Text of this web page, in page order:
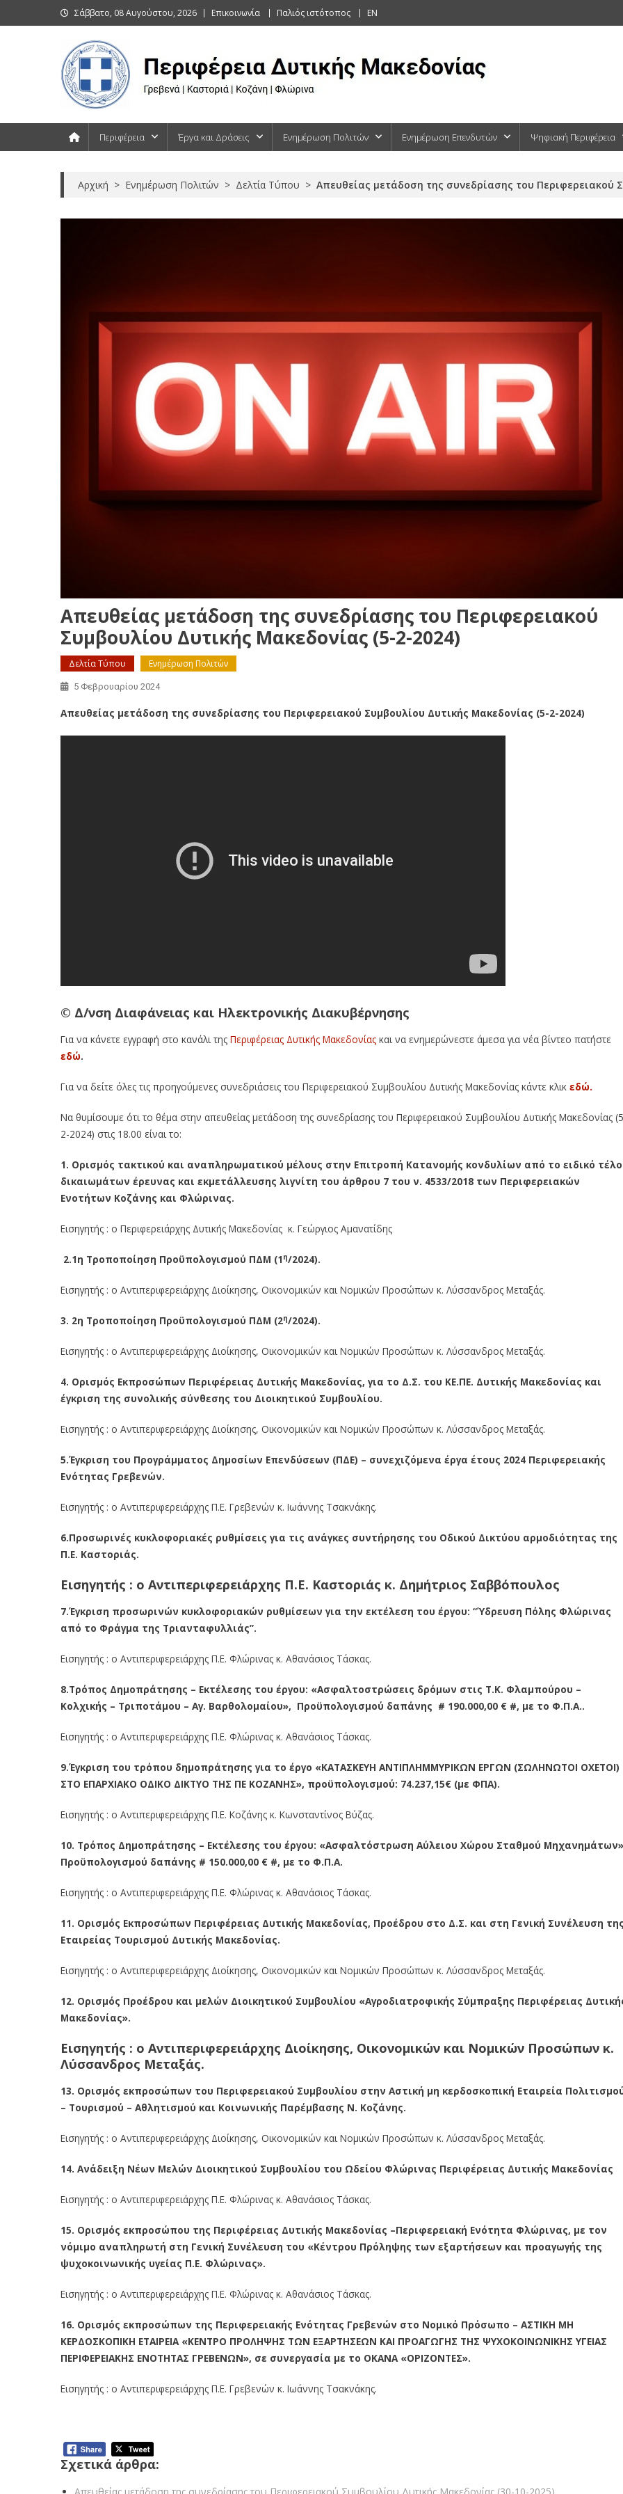
to
Σάββατο, 08 Αυγούστου, 2026 Επικοινωνία Παλιός ιστότοπος EN
Περιφέρεια Έργα και Δράσεις Ενημέρωση Πολιτών Ενημέρωση Επενδυτών Ψηφιακή Περιφέρεια
Αρχική > Ενημέρωση Πολιτών > Δελτία Τύπου > Απευθείας μετάδοση της συνεδρίασης του Περιφερειακού
Απευθείας μετάδοση της συνεδρίασης του Περιφερειακού
Συμβουλίου Δυτικής Μακεδονίας (5-2-2024)
Δελτία Τύπου Ενημέρωση Πολιτών
5 Φεβρουαρίου 2024
Απευθείας μετάδοση της συνεδρίασης του Περιφερειακού Συμβουλίου Δυτικής Μακεδονίας (5-2-2024)
© Δ/νση Διαφάνειας και Ηλεκτρονικής Διακυβέρνησης
Για να κάνετε εγγραφή στο κανάλι της Περιφέρειας Δυτικής Μακεδονίας και να ενημερώνεστε άμεσα για νέα βίντεο πατήστε
εδώ.
Για να δείτε όλες τις προηγούμενες συνεδριάσεις του Περιφερειακού Συμβουλίου Δυτικής Μακεδονίας κάντε κλικ εδώ.
Να θυμίσουμε ότι το θέμα στην απευθείας μετάδοση της συνεδρίασης του Περιφερειακού Συμβουλίου Δυτικής Μακεδονίας
2-2024) στις 18.00 είναι το:
1. Ορισμός τακτικού και αναπληρωματικού μέλους στην Επιτροπή Κατανομής κονδυλίων από το ειδικό
δικαιωμάτων έρευνας και εκμετάλλευσης λιγνίτη του άρθρου 7 του ν. 4533/2018 των Περιφερειακών
Ενοτήτων Κοζάνης και Φλώρινας.
Εισηγητής : ο Περιφερειάρχης Δυτικής Μακεδονίας κ. Γεώργιος Αμανατίδης
2.1η Τροποποίηση Προϋπολογισμού ΠΔΜ (1 η/2024).
Εισηγητής : ο Αντιπεριφερειάρχης Διοίκησης, Οικονομικών και Νομικών Προσώπων κ. Λύσσανδρος Μεταξάς.
3. 2η Τροποποίηση Προϋπολογισμού ΠΔΜ (2η/2024).
Εισηγητής : ο Αντιπεριφερειάρχης Διοίκησης, Οικονομικών και Νομικών Προσώπων κ. Λύσσανδρος Μεταξάς.
4. Ορισμός Εκπροσώπων Περιφέρειας Δυτικής Μακεδονίας, για το Δ.Σ. του ΚΕ.ΠΕ. Δυτικής Μακεδονίας και
έγκριση της συνολικής σύνθεσης του Διοικητικού Συμβουλίου.
Εισηγητής : ο Αντιπεριφερειάρχης Διοίκησης, Οικονομικών και Νομικών Προσώπων κ. Λύσσανδρος Μεταξάς.
5.Έγκριση του Προγράμματος Δημοσίων Επενδύσεων (ΠΔΕ) – συνεχιζόμενα έργα έτους 2024 Περιφερειακής
Ενότητας Γρεβενών.
Εισηγητής : ο Αντιπεριφερειάρχης Π.Ε. Γρεβενών κ. Ιωάννης Τσακνάκης.
6.Προσωρινές κυκλοφοριακές ρυθμίσεις για τις ανάγκες συντήρησης του Οδικού Δικτύου αρμοδιότητας της
Π.Ε. Καστοριάς.
Εισηγητής : ο Αντιπεριφερειάρχης Π.Ε. Καστοριάς κ. Δημήτριος Σαββόπουλος
7.Έγκριση προσωρινών κυκλοφοριακών ρυθμίσεων για την εκτέλεση του έργου: “Ύδρευση Πόλης Φλώρινας
από το Φράγμα της Τριανταφυλλιάς”.
Εισηγητής : ο Αντιπεριφερειάρχης Π.Ε. Φλώρινας κ. Αθανάσιος Τάσκας.
8.Τρόπος Δημοπράτησης – Εκτέλεσης του έργου: «Ασφαλτοστρώσεις δρόμων στις Τ.Κ. Φλαμπούρου –
Κολχικής – Τριποτάμου – Αγ. Βαρθολομαίου», Προϋπολογισμού δαπάνης # 190.000,00 € #, με το Φ.Π.Α..
Εισηγητής : ο Αντιπεριφερειάρχης Π.Ε. Φλώρινας κ. Αθανάσιος Τάσκας.
9.Έγκριση του τρόπου δημοπράτησης για το έργο «ΚΑΤΑΣΚΕΥΗ ΑΝΤΙΠΛΗΜΜΥΡΙΚΩΝ ΕΡΓΩΝ (ΣΩΛΗΝΩΤΟΙ ΟΧΕΤΟΙ)
ΣΤΟ ΕΠΑΡΧΙΑΚΟ ΟΔΙΚΟ ΔΙΚΤΥΟ ΤΗΣ ΠΕ ΚΟΖΑΝΗΣ», προϋπολογισμού: 74.237,15€ (με ΦΠΑ).
Εισηγητής : ο Αντιπεριφερειάρχης Π.Ε. Κοζάνης κ. Κωνσταντίνος Βύζας.
10. Τρόπος Δημοπράτησης – Εκτέλεσης του έργου: «Ασφαλτόστρωση Αύλειου Χώρου Σταθμού
Προϋπολογισμού δαπάνης # 150.000,00 € #, με το Φ.Π.Α.
Εισηγητής : ο Αντιπεριφερειάρχης Π.Ε. Φλώρινας κ. Αθανάσιος Τάσκας.
11. Ορισμός Εκπροσώπων Περιφέρειας Δυτικής Μακεδονίας, Προέδρου στο Δ.Σ. και στη Γενική Συνέλευση
Εταιρείας Τουρισμού Δυτικής Μακεδονίας.
Εισηγητής : ο Αντιπεριφερειάρχης Διοίκησης, Οικονομικών και Νομικών Προσώπων κ. Λύσσανδρος Μεταξάς.
12. Ορισμός Προέδρου και μελών Διοικητικού Συμβουλίου «Αγροδιατροφικής Σύμπραξης Περιφέρειας
Μακεδονίας».
Εισηγητής : ο Αντιπεριφερειάρχης Διοίκησης, Οικονομικών και Νομικών Προσώπων κ.
Λύσσανδρος Μεταξάς.
13. Ορισμός εκπροσώπων του Περιφερειακού Συμβουλίου στην Αστική μη κερδοσκοπική Εταιρεία
– Τουρισμού – Αθλητισμού και Κοινωνικής Παρέμβασης Ν. Κοζάνης.
Εισηγητής : ο Αντιπεριφερειάρχης Διοίκησης, Οικονομικών και Νομικών Προσώπων κ. Λύσσανδρος Μεταξάς.
14. Aνάδειξη Νέων Μελών Διοικητικού Συμβουλίου του Ωδείου Φλώρινας Περιφέρειας Δυτικής Μακεδονίας
Εισηγητής : ο Αντιπεριφερειάρχης Π.Ε. Φλώρινας κ. Αθανάσιος Τάσκας.
15. Ορισμός εκπροσώπου της Περιφέρειας Δυτικής Μακεδονίας –Περιφερειακή Ενότητα Φλώρινας, με τον
νόμιμο αναπληρωτή στη Γενική Συνέλευση του «Κέντρου Πρόληψης των εξαρτήσεων και προαγωγής της
ψυχοκοινωνικής υγείας Π.Ε. Φλώρινας».
Εισηγητής : ο Αντιπεριφερειάρχης Π.Ε. Φλώρινας κ. Αθανάσιος Τάσκας.
16. Ορισμός εκπροσώπων της Περιφερειακής Ενότητας Γρεβενών στο Νομικό Πρόσωπο – ΑΣΤΙΚΗ ΜΗ
ΚΕΡΔΟΣΚΟΠΙΚΗ ΕΤΑΙΡΕΙΑ «ΚΕΝΤΡΟ ΠΡΟΛΗΨΗΣ ΤΩΝ ΕΞΑΡΤΗΣΕΩΝ ΚΑΙ ΠΡΟΑΓΩΓΗΣ ΤΗΣ ΨΥΧΟΚΟΙΝΩΝΙΚΗΣ ΥΓΕΙΑΣ
ΠΕΡΙΦΕΡΕΙΑΚΗΣ ΕΝΟΤΗΤΑΣ ΓΡΕΒΕΝΩΝ», σε συνεργασία με το ΟΚΑΝΑ «ΟΡΙΖΟΝΤΕΣ».
Εισηγητής : ο Αντιπεριφερειάρχης Π.Ε. Γρεβενών κ. Ιωάννης Τσακνάκης.
Σχετικά άρθρα: